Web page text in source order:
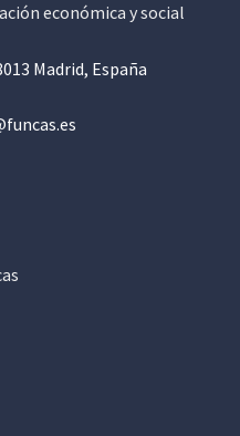
económica y social
Madrid, España